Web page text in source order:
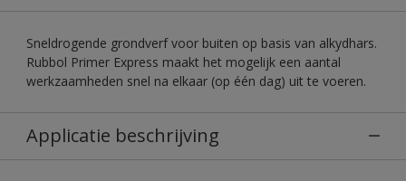
Sneldrogende grondverf voor buiten op basis van alkydhars.
Rubbol Primer Express maakt het mogelijk een aantal
werkzaamheden snel na elkaar (op één dag) uit te voeren.
Applicatie beschrijving